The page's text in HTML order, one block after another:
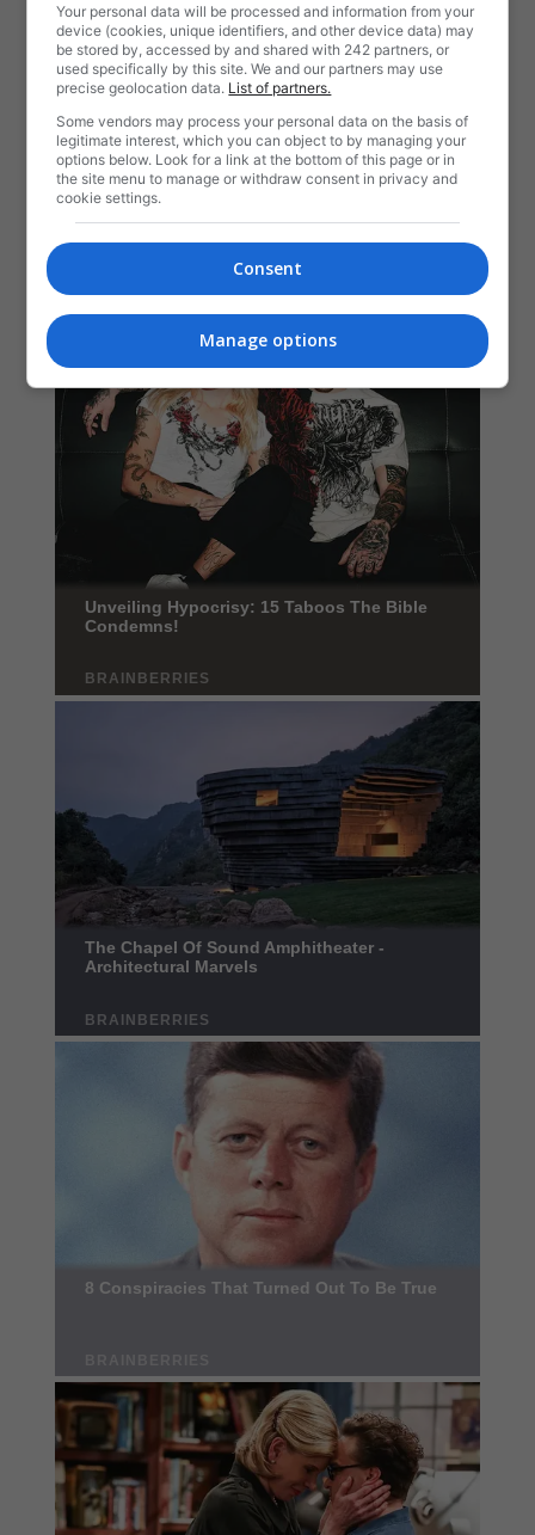
Your personal data will be processed and information from your
device (cookies, unique identifiers, and other device data) may
be stored by, accessed by and shared with 242 partners, or
used specifically by this site. We and our partners may use
precise geolocation data. List of partners.
Some vendors may process your personal data on the basis of
legitimate interest, which you can object to by managing your
options below. Look for a link at the bottom of this page or in
the site menu to manage or withdraw consent in privacy and
cookie settings.
Consent
Manage options